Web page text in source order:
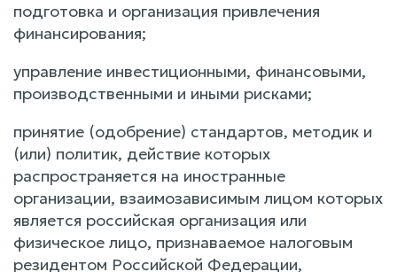
подготовка и организация привлечения
финансирования;
управление инвестиционными, финансовыми,
производственными и иными рисками;
принятие (одобрение) стандартов, методик и
(или) политик, действие которых
распространяется на иностранные
организации, взаимозависимым лицом которых
является российская организация или
физическое лицо, признаваемое налоговым
резидентом Российской Федерации,